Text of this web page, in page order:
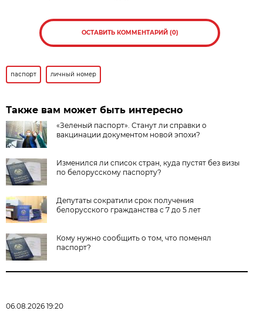
ОСТАВИТЬ КОММЕНТАРИЙ (0)
паспорт личный номер
Также вам может быть интересно
«Зеленый паспорт». Станут ли справки о
вакцинации документом новой эпохи?
Изменился ли список стран, куда пустят без визы
по белорусскому паспорту?
Депутаты сократили срок получения
белорусского гражданства с 7 до 5 лет
Кому нужно сообщить о том, что поменял
паспорт?
06.08.2026 19:20